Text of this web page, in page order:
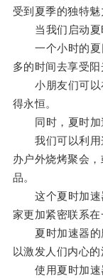
受到夏季的独特魅
当我们启动夏时
一个小时的夏
多的时间去享受阳
小朋友们可以
得永恒。
同时，夏时加速
我们可以利用
办户外烧烤聚会
品。
这个夏时加速
家更加紧密联系在
夏时加速器的
以激发人们内心的
使用夏时加速